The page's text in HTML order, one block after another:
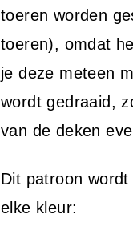
toeren worden
toeren), omdat
je deze meteen
wordt gedraaid,
van de deken
Dit patroon
elke kleur: